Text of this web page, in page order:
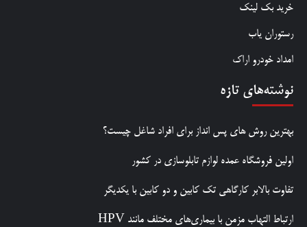
خرید بک لینک
رستوران یاب
امداد خودرو اراک
نوشته‌های تازه
بهترین روش‌ های پس‌ انداز برای افراد شاغل چیست؟
اولین فروشگاه عمده لوازم تابلوسازی در کشور
تفاوت بالابر کارگاهی تک کابین و دو کابین با یکدیگر
ارتباط التهاب مزمن با بیماری‌های مختلف مانند HPV